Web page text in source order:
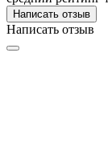
Написать отзыв
Написать отзыв